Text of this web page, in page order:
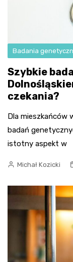
Badania
Szybkie
czekania?
Dla mieszkańców
badań
istotny aspekt w
Michał Kozicki